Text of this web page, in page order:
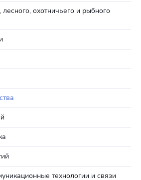
лесного, охотничьего и рыбного
технологии и связи